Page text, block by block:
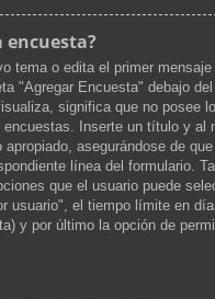
encuesta?
tema o edita el primer
"Agregar Encuesta" debajo
significa que no posee
encuestas. Inserte un título y al
asegurándose de
línea del formulario.
que el usuario puede
usuario", el tiempo límite en
y por último la opción de